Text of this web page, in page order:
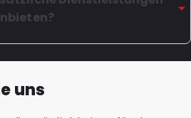
Veredelung und Metallic-Hot-
Conditioner und Öle.
eine neue Lösung nach Maß
und Umkartons erhalten,
uns